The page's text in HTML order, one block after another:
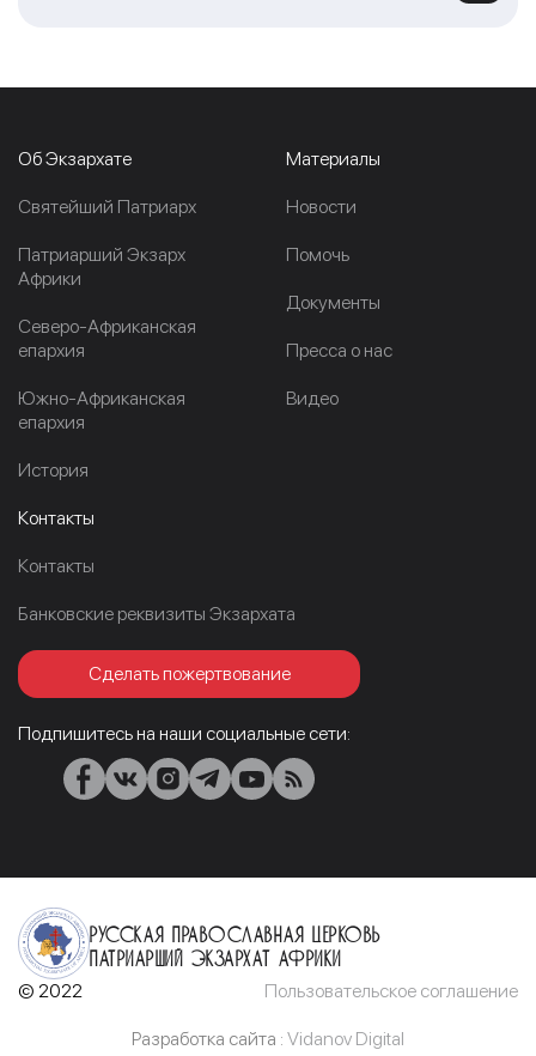
Об Экзархате
Cвятейший Патриарх
Патриарший Экзарх
Африки
Северо-Африканская
епархия
Южно-Африканская
епархия
История
Материалы
Новости
Помочь
Документы
Пресса о нас
Видео
Контакты
Контакты
Банковские реквизиты Экзархата
Сделать пожертвование
Подпишитесь на наши социальные сети:
Русская Православная Церковь
Патриарший Экзархат Африки
© 2022 Пользовательское соглашение
Разработка сайта : Vidanov Digital